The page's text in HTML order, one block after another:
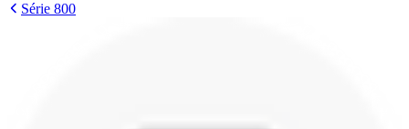
Série 800